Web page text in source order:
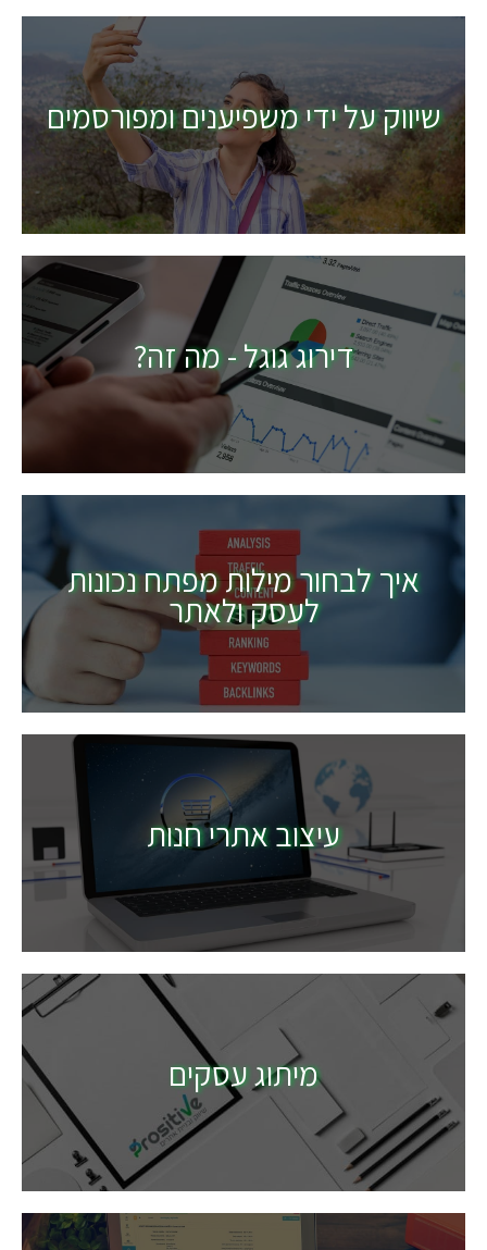
שיווק על ידי משפיענים ומפורסמים
דירוג גוגל - מה זה?
איך לבחור מילות מפתח נכונות
לעסק ולאתר
עיצוב אתרי חנות
מיתוג עסקים